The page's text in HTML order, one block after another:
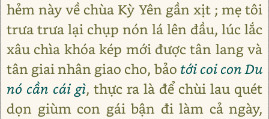
hẻm này về chùa Kỳ Yên gần xịt ; mẹ tôi
trưa trưa lại chụp nón lá lên đầu, lúc lắc
xâu chìa khóa kép mới được tân lang và
tân giai nhân giao cho, bảo tới coi con Du
nó cần cái gì, thực ra là để chùi lau quét
dọn giùm con gái bận đi làm cả ngày,